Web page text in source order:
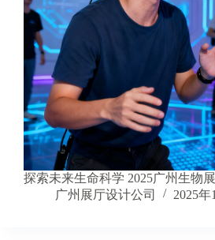
探索未来生命科学 2025广州生物
广州展厅设计公司
2025年